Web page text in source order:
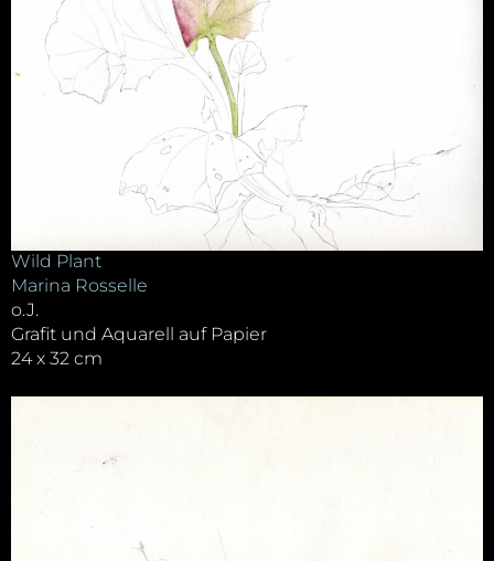
Wild Plant
Marina Rosselle
o.J.
Grafit und Aquarell auf Papier
24 x 32 cm